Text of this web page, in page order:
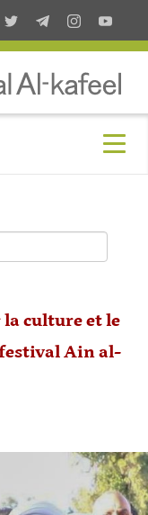
culture et le
Ain al-